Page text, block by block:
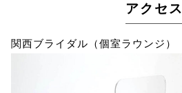
アクセス
関西ブライダル（個室ラウンジ）